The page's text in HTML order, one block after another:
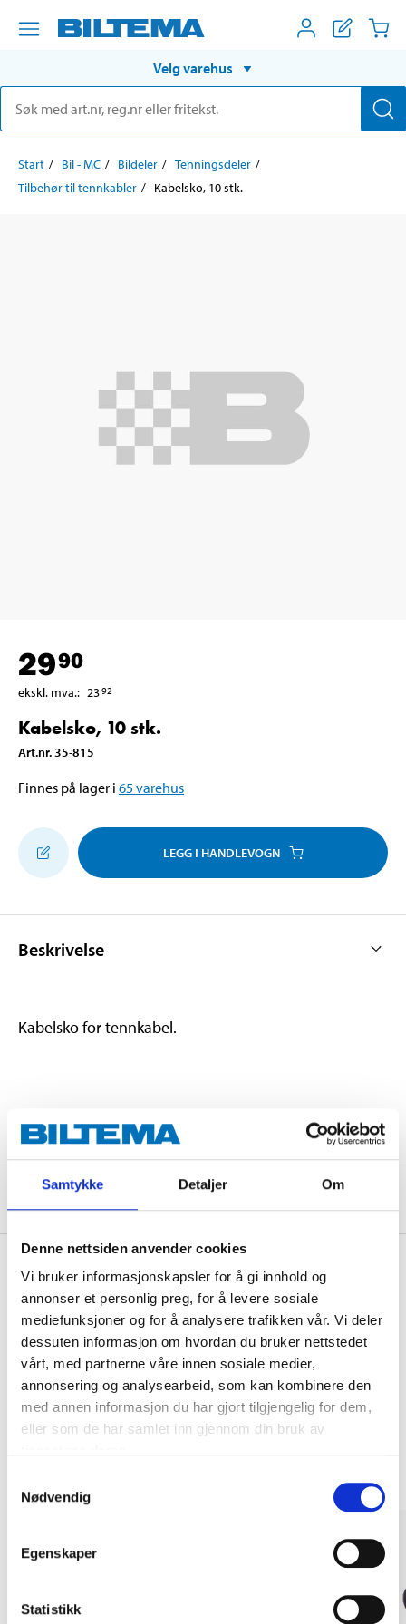
Samtykke Detaljer Om
Denne nettsiden anvender cookies
Vi bruker informasjonskapsler for å gi innhold og
annonser et personlig preg, for å levere sosiale
mediefunksjoner og for å analysere trafikken vår. Vi deler
dessuten informasjon om hvordan du bruker nettstedet
vårt, med partnerne våre innen sosiale medier,
annonsering og analysearbeid, som kan kombinere den
med annen informasjon du har gjort tilgjengelig for dem,
eller som de har samlet inn gjennom din bruk av
Nødvendig
Egenskaper
Statistikk
Velg varehus
Start Bil - MC Bildeler
Tenningsdeler
Tilbehør til tennkabler
Kabelsko, 10 stk.
2990
ekskl. mva.: 2392
Kabelsko, 10 stk.
Art.nr. 35-815
Finnes på lager i 65varehus
LEGG I HANDLEVOGN
Beskrivelse
Kabelsko for tennkabel.
Om produsenten
Kjøp & Hent
Kjøp & Hent i ditt varehus.
LES MER
Andre kunder har også kjøpt